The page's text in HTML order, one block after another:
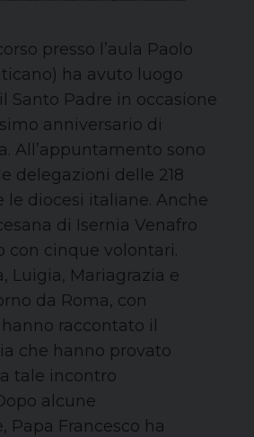
presso l’aula Paolo
ha avuto luogo
Santo Padre in occasione
anniversario di
All’appuntamento sono
delegazioni delle 218
le diocesi italiane. Anche
di Isernia Venafro
con cinque volontari.
Luigia, Mariagrazia e
da Roma, con
raccontato il
che hanno provato
tale incontro
alcune
Papa Francesco ha